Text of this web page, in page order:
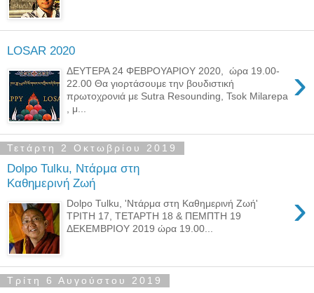
LOSAR 2020
›
ΔΕΥΤΕΡΑ 24 ΦΕΒΡΟΥΑΡΙΟΥ 2020, ώρα 19.00-
22.00 Θα γιορτάσουμε την βουδιστική
πρωτοχρονιά με Sutra Resounding, Tsok Milarepa
, μ...
Τετάρτη 2 Οκτωβρίου 2019
Dolpo Tulku, Ντάρμα στη
Καθημερινή Ζωή
›
Dolpo Tulku, 'Ντάρμα στη Καθημερινή Ζωή'
ΤΡΙΤΗ 17, ΤΕΤΑΡΤΗ 18 & ΠΕΜΠΤΗ 19
ΔΕΚΕΜΒΡΙΟΥ 2019 ώρα 19.00...
Τρίτη 6 Αυγούστου 2019